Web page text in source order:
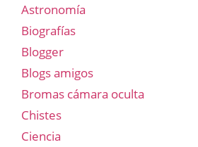
Astronomía
Biografías
Blogger
Blogs amigos
Bromas cámara oculta
Chistes
Ciencia